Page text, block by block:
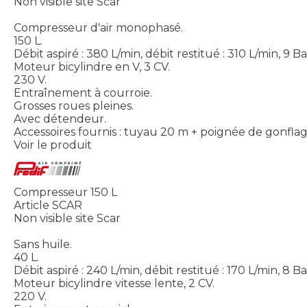
Compresseur d'air monophasé.
150 L.
Débit aspiré : 380 L/min, débit restitué : 310 L/min, 9
Moteur bicylindre en V, 3 CV.
230 V.
Entraînement à courroie.
Grosses roues pleines.
Avec détendeur.
Accessoires fournis : tuyau 20 m + poignée de
Voir le produit
Compresseur 150 L
Article SCAR
Non visible site Scar
Sans huile.
40 L.
Débit aspiré : 240 L/min, débit restitué : 170 L/min, 8
Moteur bicylindre vitesse lente, 2 CV.
220 V.